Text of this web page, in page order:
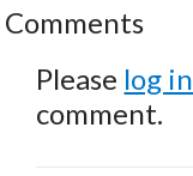
Comments
Please log in
comment.